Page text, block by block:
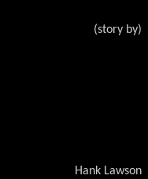
(story by)
Hank Lawson